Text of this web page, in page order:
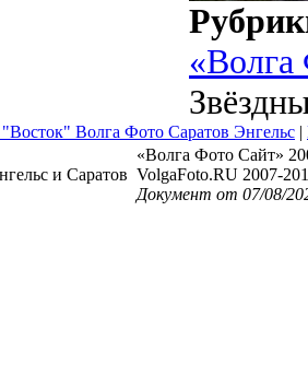
Волга Фото Саратов Энгельс |
и Саратов
«Волга Фото Сайт»
VolgaFoto.RU 2007-
Документ от 07/08/